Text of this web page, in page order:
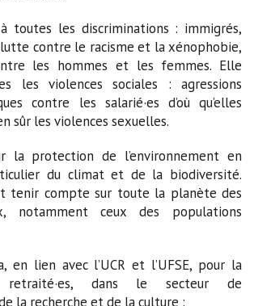
à toutes les discriminations : immigrés,
lutte contre le racisme et la xénophobie,
les hommes et les femmes. Elle
les violences sociales : agressions
contre les salarié·es d’où qu’elles
sûr les violences sexuelles.
la protection de l’environnement en
du climat et de la biodiversité.
tenir compte sur toute la planète des
notamment ceux des populations
en lien avec l’UCR et l’UFSE, pour la
dans le secteur de
la recherche et de la culture :